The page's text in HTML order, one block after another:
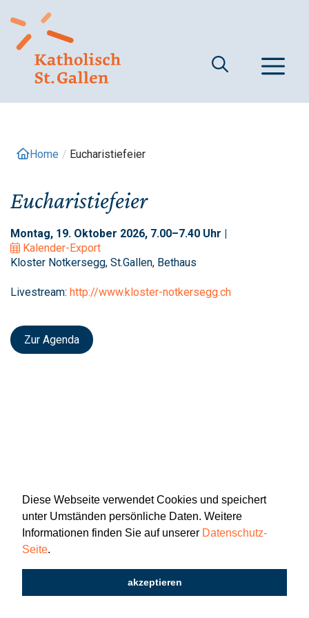
Diese Webseite verwendet Cookies und speichert
unter Umständen persönliche Daten. Weitere
Informationen finden Sie auf unserer Datenschutz-
Seite.
akzeptieren
zum
Inhalt
Home / Eucharistiefeier
Eucharistiefeier
Montag, 19. Oktober 2026, 7.00–7.40 Uhr |
Kalender-Export
Kloster Notkersegg, St.Gallen, Bethaus
Livestream: http://www.kloster-notkersegg.ch
Zur Agenda
Newsletter Impressum
Datenschutz
2026 © Katholisch St. Gallen